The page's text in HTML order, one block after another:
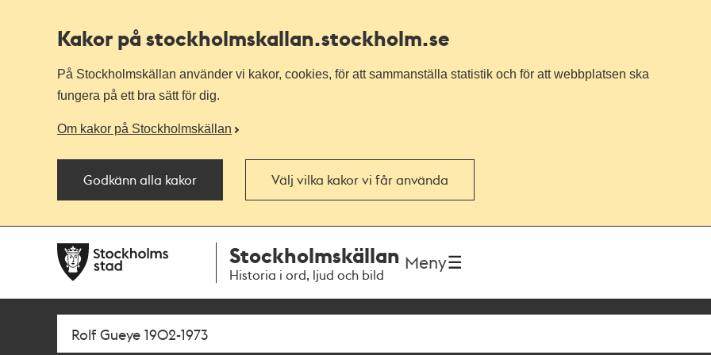
Kakor på stockholmskallan.stockholm.se
På Stockholmskällan använder vi kakor, cookies, för att sammanställa statistik och för att webbplatsen ska
fungera på ett bra sätt för dig.
Om kakor på Stockholmskällan
Godkänn alla kakor Välj vilka kakor vi får använda
navigationen
huvudinnehållet
Stockholmskällan
Historia i ord, ljud och bild
Meny
Sök